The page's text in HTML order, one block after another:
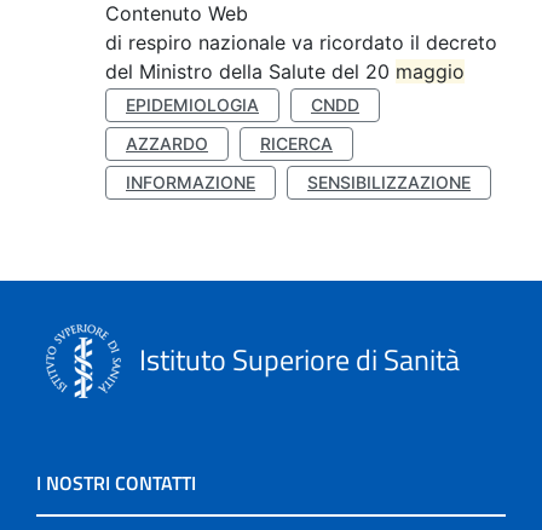
Contenuto Web
di respiro nazionale va ricordato il decreto
del Ministro della Salute del 20 maggio
EPIDEMIOLOGIA
CNDD
AZZARDO
RICERCA
INFORMAZIONE
SENSIBILIZZAZIONE
Istituto Superiore di Sanità
I NOSTRI CONTATTI